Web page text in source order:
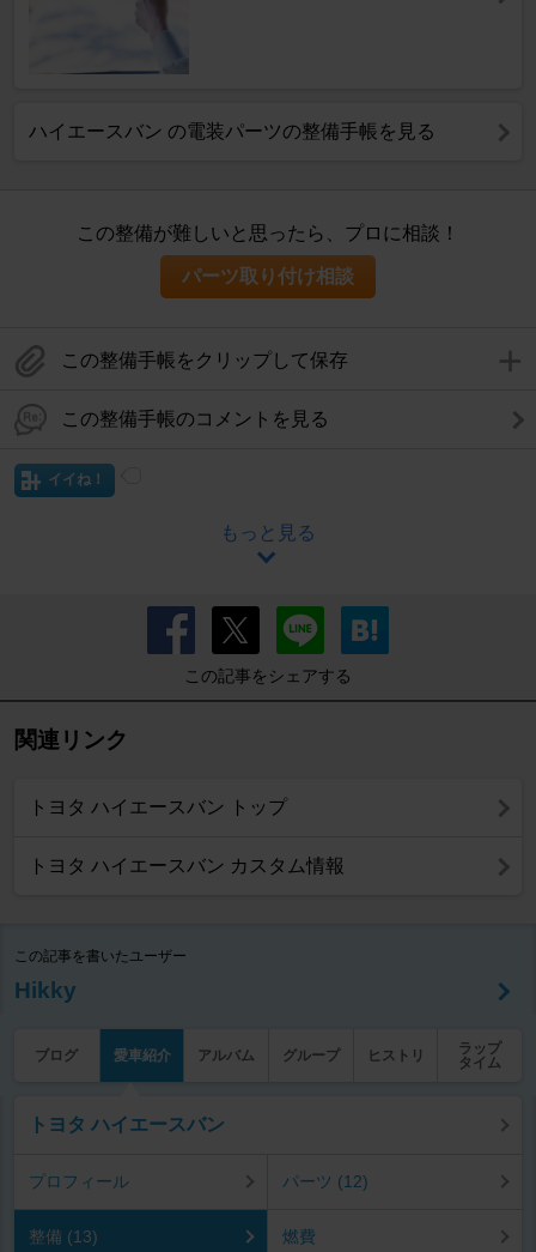
ハイエースバン の電装パーツの整備手帳を見る
この整備が難しいと思ったら、プロに相談！
パーツ取り付け相談
この整備手帳をクリップして保存
この整備手帳のコメントを見る
イイね！
もっと見る
この記事をシェアする
関連リンク
トヨタ ハイエースバン トップ
トヨタ ハイエースバン カスタム情報
この記事を書いたユーザー
Hikky
ブログ 愛車紹介 アルバム グループ ヒストリ
ラップ
タイム
トヨタ ハイエースバン
プロフィール パーツ (12)
整備 (13) 燃費